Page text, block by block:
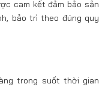
cam kết đảm bảo sản
bảo trì theo đúng quy
trong suốt thời gian